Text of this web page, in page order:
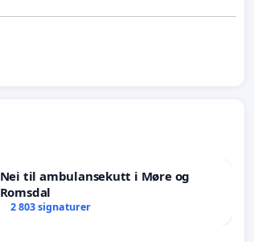
Nei til ambulansekutt i Møre og
Romsdal
2 803 signaturer